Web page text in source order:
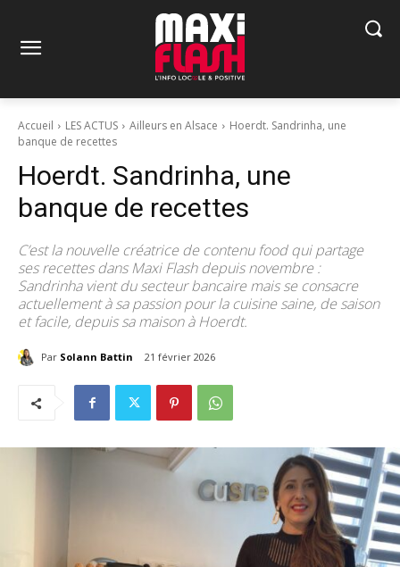
Accueil LES ACTUS Ailleurs en Alsace
Hoerdt. Sandrinha, une
banque de recettes
Hoerdt. Sandrinha, une
banque de recettes
C’est la nouvelle créatrice de contenu food qui partage
ses recettes dans Maxi Flash depuis novembre :
Sandrinha vient du secteur bancaire mais se consacre
actuellement à sa passion pour la cuisine saine, de saison
et facile, depuis sa maison à Hoerdt.
Par Solann Battin 21 février 2026